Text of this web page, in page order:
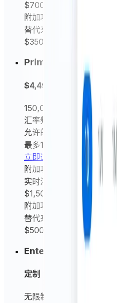
$700
附加功能
替代来源汇率
$350
Prime
$4,499
150,000
请求/月
汇率频率
每15分钟、每
允许的实体数量
最多10个
立即选择
附加功能
实时汇率（每分钟）
$1,500
附加功能
替代来源汇率
$500
Enterprise
定制
无限制